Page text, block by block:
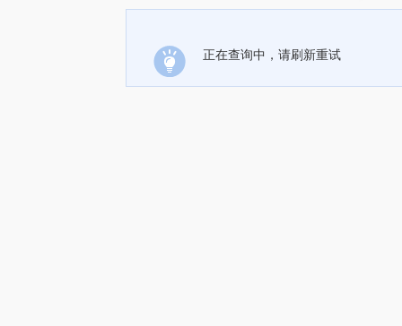
正在查询中，请刷新重试